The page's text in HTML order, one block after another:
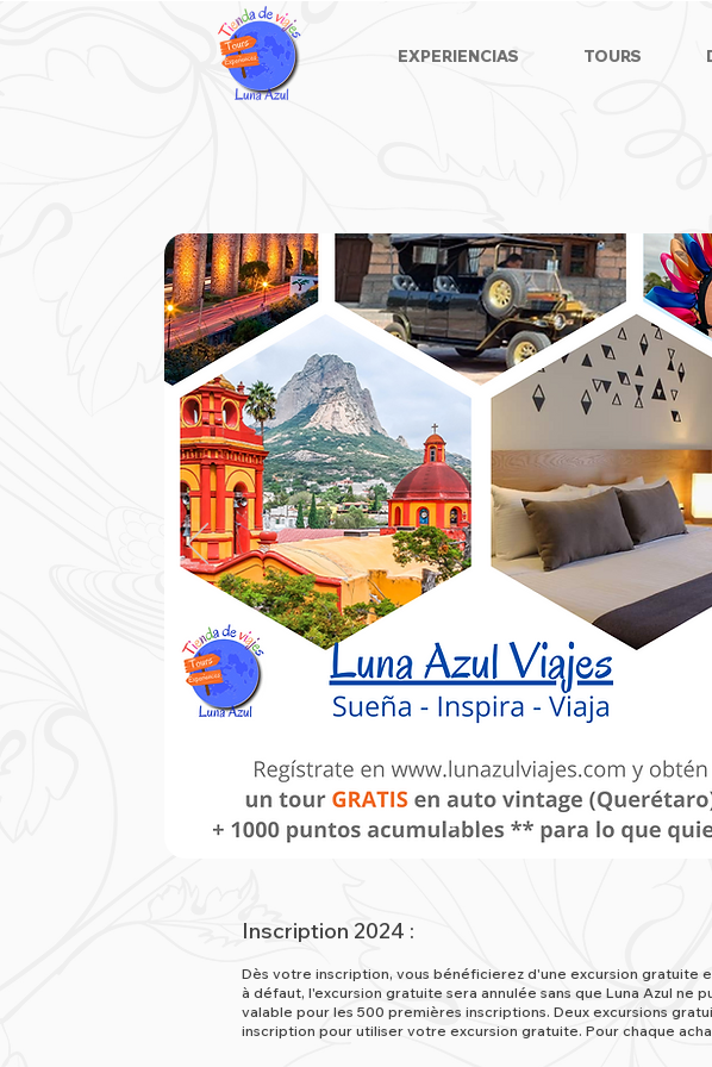
EXPERIENCIAS TOURS
Inscription 2024 :
Dès votre inscription, vous bénéficierez d'une excursion gratuite
à défaut, l'excursion gratuite sera annulée sans que Luna Azul
valable pour les 500 premières inscriptions. Deux excursions
inscription pour utiliser votre excursion gratuite. Pour chaque